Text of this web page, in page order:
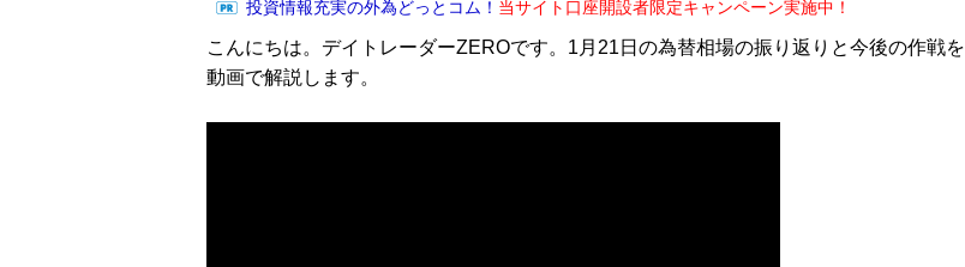
投資情報充実の外為どっとコム！ 当サイト口座開設者限定キャンペーン実施中！
こんにちは。デイトレーダーZEROです。1月21日の為替相場の振り返りと今後の作戦を
動画で解説します。